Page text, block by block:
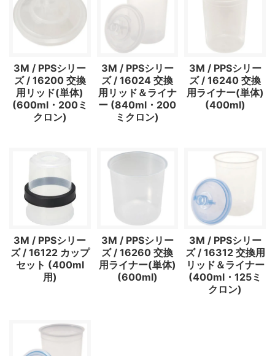
3M / PPSシリー
ズ / 16200 交換
用リッド(単体)
(600ml・200ミ
クロン)
3M / PPSシリー
ズ / 16024 交換
用リッド＆ライナ
ー (840ml・200
ミクロン)
3M / PPSシリー
ズ / 16240 交換
用ライナー(単体)
(400ml)
3M / PPSシリー
ズ / 16122 カップ
セット (400ml
用)
3M / PPSシリー
ズ / 16260 交換
用ライナー(単体)
(600ml)
3M / PPSシリー
ズ / 16312 交換用
リッド＆ライナー
(400ml・125ミ
クロン)